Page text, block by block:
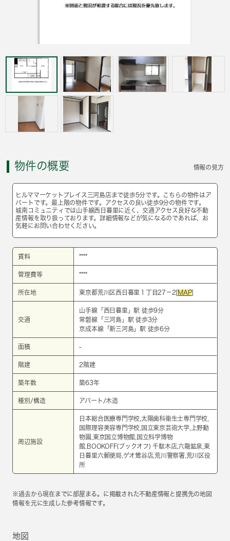
物件の概要 情報の見方
ヒルママーケットプレイス三河島店まで徒歩5分です。こちらの物件はア
パートです。最上階の物件です。アクセスの良い徒歩9分の物件です。
城南コミュニティでは山手線西日暮里に近く、交通アクセス良好な不動
産情報を取り扱っております。詳細情報などが気になるのであれば、お
気軽にお問い合わせください。
賃料 ****
管理費等 ****
所在地 東京都荒川区西日暮里１丁目27－2[MAP]
交通
山手線 「 西日暮里 」駅 徒歩9分
常磐線 「 三河島 」駅 徒歩3分
京成本線 「新三河島 」駅 徒歩6分
面積 -
階建 2階建
築年数 築63年
種別/構造 アパート/木造
周辺施設
日本総合医療専門学校,太陽歯科衛生士専門学校,
国際理容美容専門学校,国立東京芸術大学,上野動
物園,東京国立博物館,国立科学博物
館,BOOKOFF(ブックオフ) 千駄木店,六龍鉱泉,東
日暮里六郵便局,ゲオ鶯谷店,荒川警察署,荒川区役
所
※過去から現在までに部屋まる。に掲載された不動産情報と提携先の地図
情報を元に生成した参考情報です。
地図